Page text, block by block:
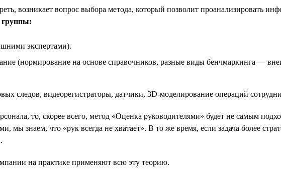
возникает вопрос выбора метода, который позволит проанализировать
группы:
экспертами).
(нормирование на основе справочников, разные виды бенчмаркинга —
следов, видеорегистраторы, датчики, 3D-моделирование операций
то, скорее всего, метод «Оценка руководителями» будет не самым
мы знаем, что «рук всегда не хватает». В то же время, если задача более
на практике применяют всю эту теорию.